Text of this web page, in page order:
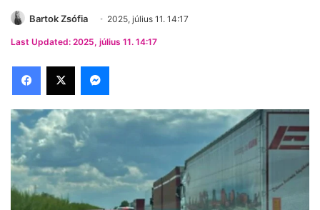
Bartok Zsófia 2025, július 11. 14:17
Last Updated: 2025, július 11. 14:17
Facebook
X Messenger